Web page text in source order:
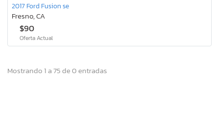
2017 Ford Fusion se
Fresno, CA
$90
Oferta Actual
Mostrando 1 a 75 de 0 entradas